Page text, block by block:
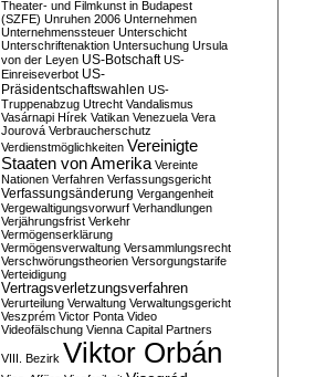
Theater- und Filmkunst in Budapest
(SZFE) Unruhen 2006 Unternehmen
Unternehmenssteuer Unterschicht
Unterschriftenaktion Untersuchung Ursula
von der Leyen US-Botschaft US-
Einreiseverbot US-
Präsidentschaftswahlen US-
Truppenabzug Utrecht Vandalismus
Vasárnapi Hírek Vatikan Venezuela Vera
Jourová Verbraucherschutz
Verdienstmöglichkeiten Vereinigte
Staaten von Amerika Vereinte
Nationen Verfahren Verfassungsgericht
Verfassungsänderung Vergangenheit
Vergewaltigungsvorwurf Verhandlungen
Verjährungsfrist Verkehr
Vermögenserklärung
Vermögensverwaltung Versammlungsrecht
Verschwörungstheorien Versorgungstarife
Verteidigung
Vertragsverletzungsverfahren
Verurteilung Verwaltung Verwaltungsgericht
Veszprém Victor Ponta Video
Videofälschung Vienna Capital Partners
VIII. Bezirk Viktor Orbán